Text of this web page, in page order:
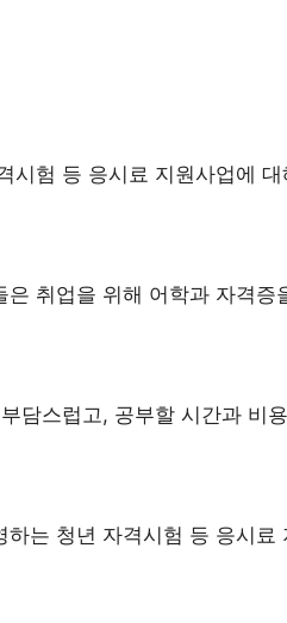
시험 등 응시료 지원사업에
은 취업을 위해 어학과 자격증
담스럽고, 공부할 시간과 비
하는 청년 자격시험 등 응시